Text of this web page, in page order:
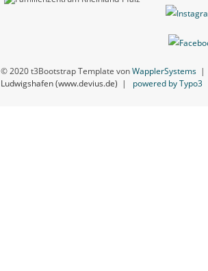
© 2020 t3Bootstrap Template vonWapplerSystems
Ludwigshafen (www.devius.de) | powered by Typo3